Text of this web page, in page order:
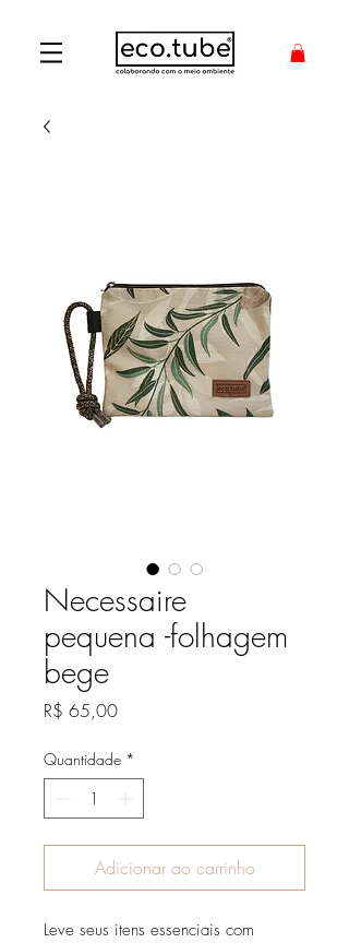
Necessaire
pequena -folhagem
bege
R$ 65,00Preço
Quantidade *
Adicionar ao carrinho
Leve seus itens essenciais com